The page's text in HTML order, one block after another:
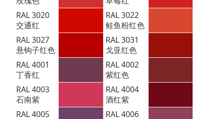
RAL 3020
交通红
RAL 3022
鲑鱼粉红色
RAL 3027
悬钩子红色
RAL 3031
戈亚红色
RAL 4001
丁香红
RAL 4002
紫红色
RAL 4003
石南紫
RAL 4004
酒红紫
RAL 4005
RAL 4006